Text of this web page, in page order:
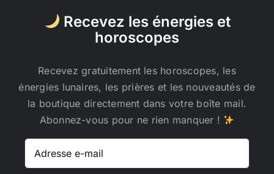
Recevez les énergies et
horoscopes
Recevez gratuitement les horoscopes, les
énergies lunaires, les prières et les nouveautés de
la boutique directement dans votre boîte mail.
Abonnez-vous pour ne rien manquer !
Adresse